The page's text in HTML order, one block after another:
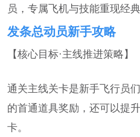
员，专属飞机与技能重现经典
发条总动员新手攻略
【核心目标·主线推进策略】
通关主线关卡是新手飞行员
的首通道具奖励，还可以提
卡。